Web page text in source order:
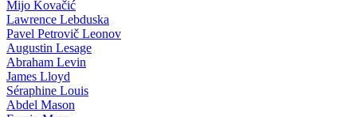
Mijo Kovačić
Lawrence Lebduska
Pavel Petrovič Leonov
Augustin Lesage
Abraham Levin
James Lloyd
Séraphine Louis
Abdel Mason